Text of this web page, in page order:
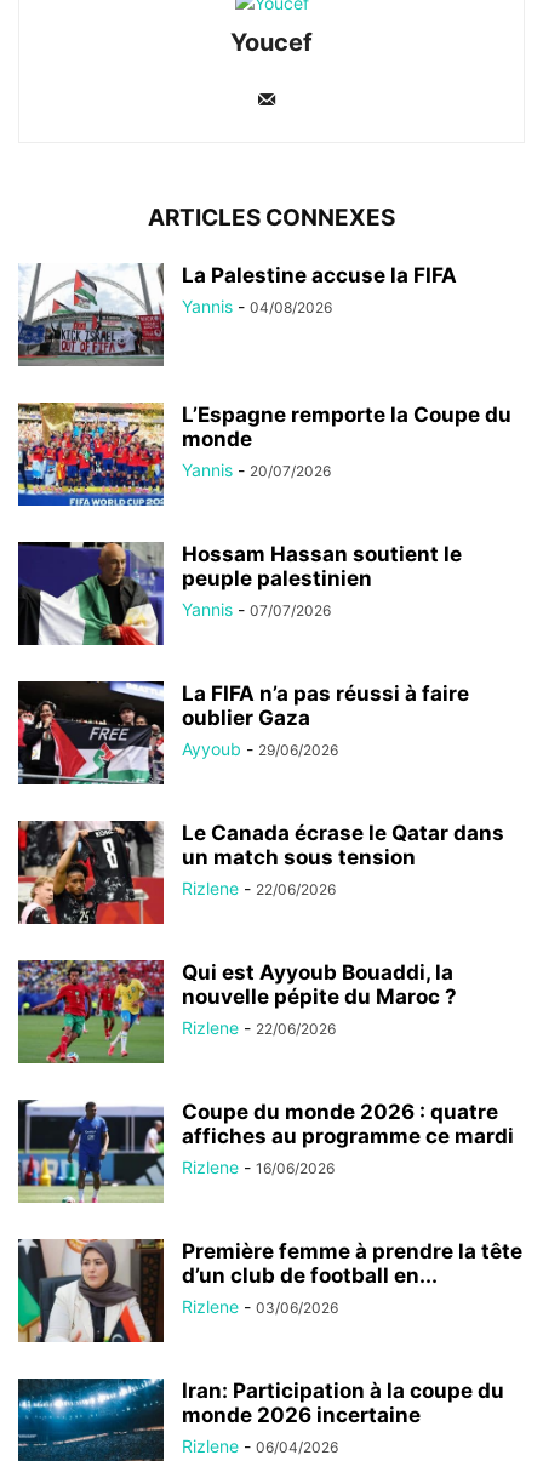
Youcef
ARTICLES CONNEXES
La Palestine accuse la FIFA
Yannis - 04/08/2026
L’Espagne remporte la Coupe du
monde
Yannis - 20/07/2026
Hossam Hassan soutient le
peuple palestinien
Yannis - 07/07/2026
La FIFA n’a pas réussi à faire
oublier Gaza
Ayyoub - 29/06/2026
Le Canada écrase le Qatar dans
un match sous tension
Rizlene - 22/06/2026
Qui est Ayyoub Bouaddi, la
nouvelle pépite du Maroc ?
Rizlene - 22/06/2026
Coupe du monde 2026 : quatre
affiches au programme ce mardi
Rizlene - 16/06/2026
Première femme à prendre la tête
d’un club de football en...
Rizlene - 03/06/2026
Iran: Participation à la coupe du
monde 2026 incertaine
Rizlene - 06/04/2026